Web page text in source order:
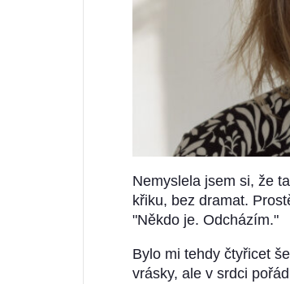
Nemyslela jsem si, že
křiku, bez dramat.
"Někdo je. Odcházím."
Bylo mi tehdy čtyřicet
vrásky, ale v srdci